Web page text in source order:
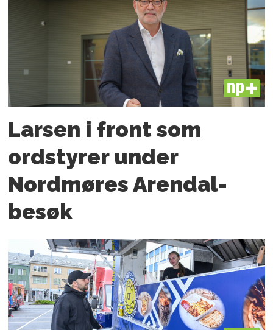
PLUS
Larsen i front som
ordstyrer under
Nordmøres Arendal-
besøk